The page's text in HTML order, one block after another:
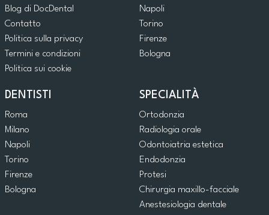
Blog di DocDental
Contatto
Politica sulla privacy
Termini e condizioni
Politica sui cookie
Napoli
Torino
Firenze
Bologna
DENTISTI
Roma
Milano
Napoli
Torino
Firenze
Bologna
SPECIALITÀ
Ortodonzia
Radiologia orale
Odontoiatria estetica
Endodonzia
Protesi
Chirurgia maxillo-facciale
Anestesiologia dentale